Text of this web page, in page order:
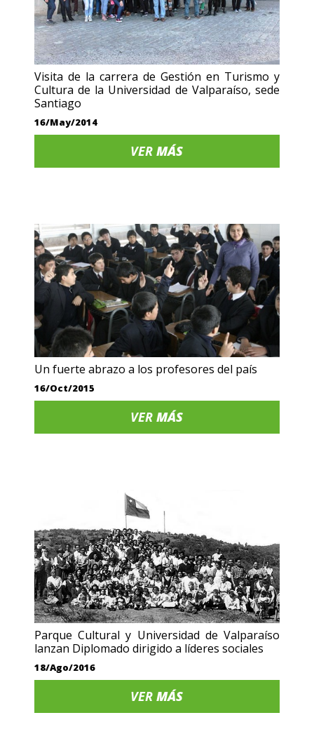
Visita de la carrera de Gestión en Turismo y
Cultura de la Universidad de Valparaíso, sede
Santiago
16/May/2014
VERMÁS
Un fuerte abrazo a los profesores del país
16/Oct/2015
VERMÁS
Parque Cultural y Universidad de Valparaíso
lanzan Diplomado dirigido a líderes sociales
18/Ago/2016
VERMÁS